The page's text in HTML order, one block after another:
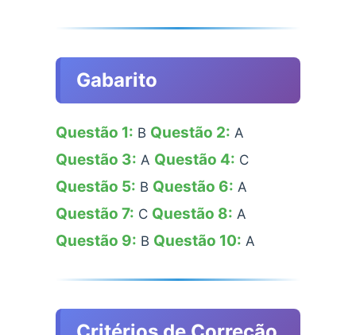
Gabarito
Questão 1: B Questão 2: A
Questão 3: A Questão 4: C
Questão 5: B Questão 6: A
Questão 7: C Questão 8: A
Questão 9: B Questão 10: A